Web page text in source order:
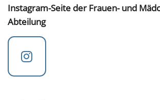
Instagram-Seite der Frauen- und
Abteilung